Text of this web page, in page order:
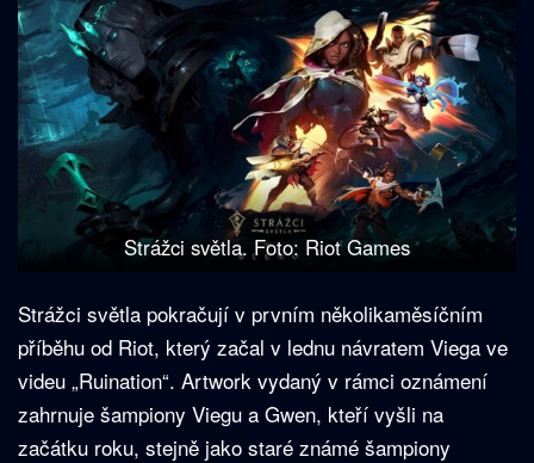
Strážci světla. Foto: Riot Games
Strážci světla pokračují v prvním několikaměsíčním
příběhu od Riot, který začal v lednu návratem Viega ve
videu „Ruination“. Artwork vydaný v rámci oznámení
zahrnuje šampiony Viegu a Gwen, kteří vyšli na
začátku roku, stejně jako staré známé šampiony